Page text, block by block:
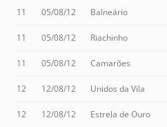
11 05/08/12 Balneário
11 05/08/12 Riachinho
11 05/08/12 Camarões
12 12/08/12 Unidos da Vila
12 12/08/12 Estrela de Ouro